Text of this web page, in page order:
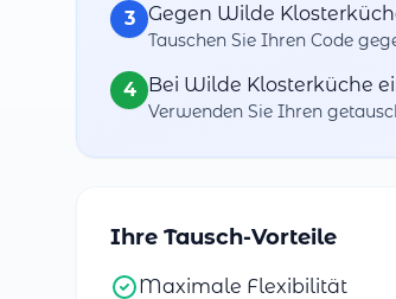
3 Gegen Wilde
Tauschen Sie Ihren Code
4 Bei Wilde Klosterküche
Verwenden Sie Ihren
Ihre Tausch-Vorteile
Maximale Flexibilität